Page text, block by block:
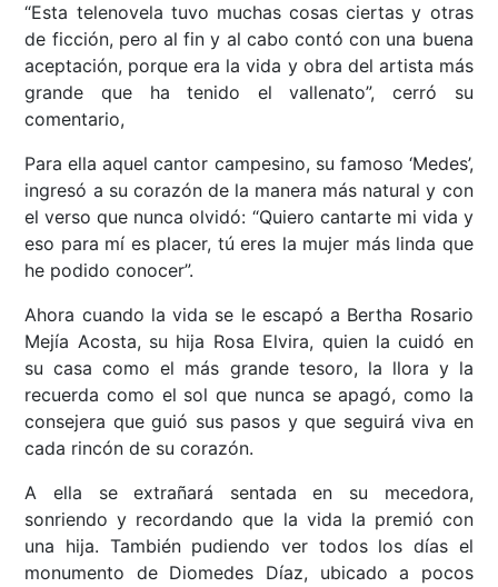
“Esta telenovela tuvo muchas cosas ciertas y otras
de ficción, pero al fin y al cabo contó con una buena
aceptación, porque era la vida y obra del artista más
grande que ha tenido el vallenato”, cerró su
comentario,
Para ella aquel cantor campesino, su famoso ‘Medes’,
ingresó a su corazón de la manera más natural y con
el verso que nunca olvidó: “Quiero cantarte mi vida y
eso para mí es placer, tú eres la mujer más linda que
he podido conocer”.
Ahora cuando la vida se le escapó a Bertha Rosario
Mejía Acosta, su hija Rosa Elvira, quien la cuidó en
su casa como el más grande tesoro, la llora y la
recuerda como el sol que nunca se apagó, como la
consejera que guió sus pasos y que seguirá viva en
cada rincón de su corazón.
A ella se extrañará sentada en su mecedora,
sonriendo y recordando que la vida la premió con
una hija. También pudiendo ver todos los días el
monumento de Diomedes Díaz, ubicado a pocos